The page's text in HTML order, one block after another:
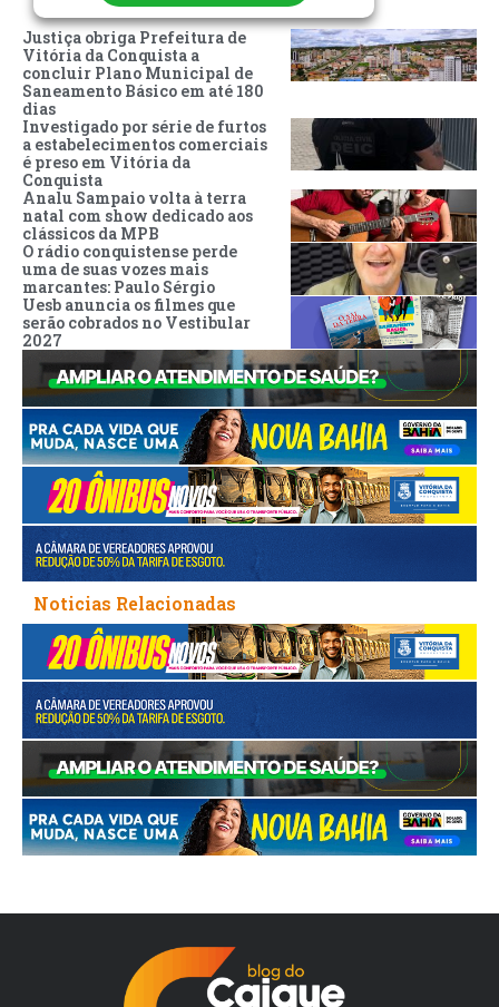
Justiça obriga Prefeitura de
Vitória da Conquista a
concluir Plano Municipal de
Saneamento Básico em até 180
dias
Investigado por série de furtos
a estabelecimentos comerciais
é preso em Vitória da
Conquista
Analu Sampaio volta à terra
natal com show dedicado aos
clássicos da MPB
O rádio conquistense perde
uma de suas vozes mais
marcantes: Paulo Sérgio
Uesb anuncia os filmes que
serão cobrados no Vestibular
2027
Noticias Relacionadas